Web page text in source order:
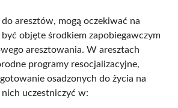
aresztów, mogą oczekiwać na
objęte środkiem zapobiegawczym
aresztowania. W aresztach
programy resocjalizacyjne,
osadzonych do życia na
uczestniczyć w: